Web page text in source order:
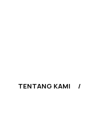
TENTANG KAMI